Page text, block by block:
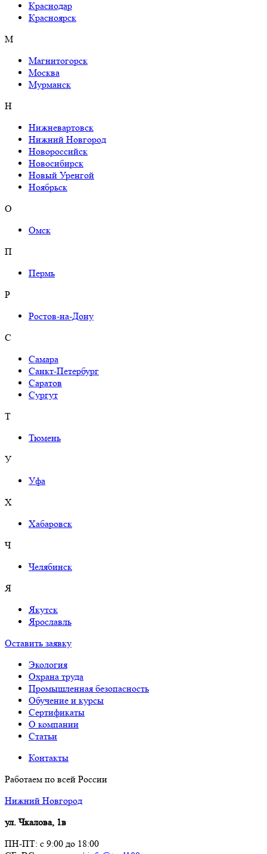
Краснодар
Красноярск
М
Магнитогорск
Москва
Мурманск
Н
Нижневартовск
Нижний Новгород
Новороссийск
Новосибирск
Новый Уренгой
Ноябрьск
О
Омск
П
Пермь
Р
Ростов-на-Дону
С
Самара
Санкт-Петербург
Саратов
Сургут
Т
Тюмень
У
Уфа
Х
Хабаровск
Ч
Челябинск
Я
Якутск
Ярославль
Оставить заявку
Экология
Охрана труда
Промышленная безопасность
Обучение и курсы
Сертификаты
О компании
Cтатьи
Контакты
Работаем по всей России
Нижний Новгород
ул. Чкалова, 1в
ПН-ПТ: с 9:00 до 18:00